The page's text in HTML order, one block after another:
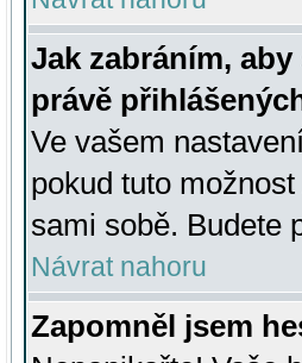
Jak zabráním,
právě
Ve vašem
pokud tuto možnost
sami sobě. Budete
Návrat nahoru
Zapomněl jsem